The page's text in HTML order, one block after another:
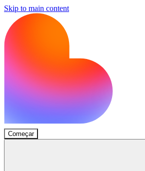
Skip to main content
Começar